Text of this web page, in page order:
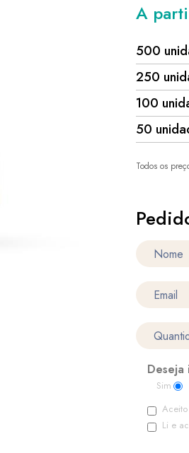
A
500
250
100
50
Todos os
Deseja
Sim
Li e